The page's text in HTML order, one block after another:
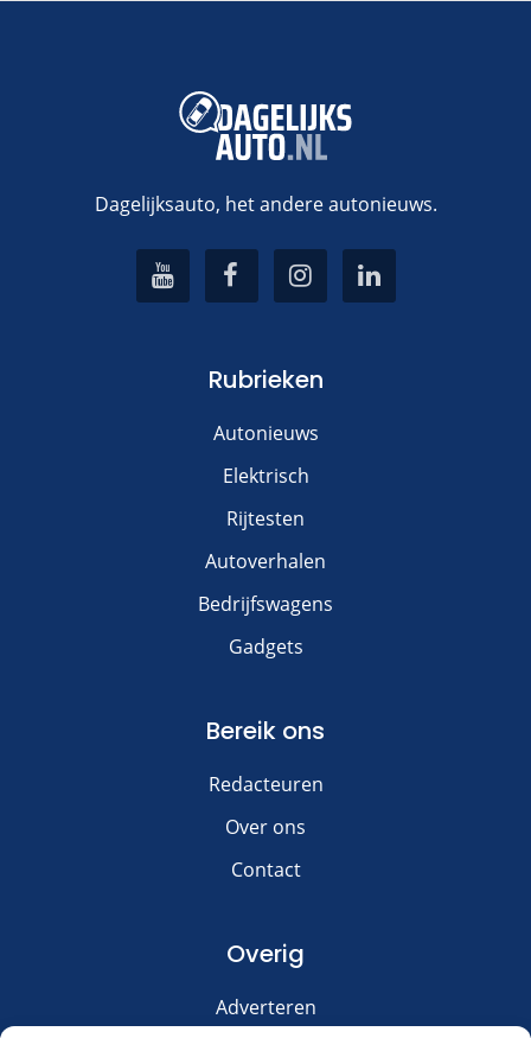
Dagelijksauto, het andere autonieuws.
Rubrieken
Autonieuws
Elektrisch
Rijtesten
Autoverhalen
Bedrijfswagens
Gadgets
Bereik ons
Redacteuren
Over ons
Contact
Overig
Adverteren